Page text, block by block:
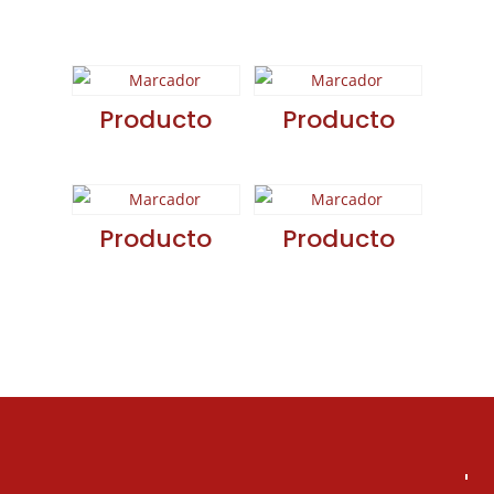
Producto Producto
Producto Producto